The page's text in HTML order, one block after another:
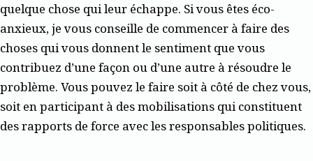
quelque chose qui leur échappe. Si vous êtes éco-
anxieux, je vous conseille de commencer à faire des
choses qui vous donnent le sentiment que vous
contribuez d’une façon ou d’une autre à résoudre le
problème. Vous pouvez le faire soit à côté de chez vous,
soit en participant à des mobilisations qui constituent
des rapports de force avec les responsables politiques.